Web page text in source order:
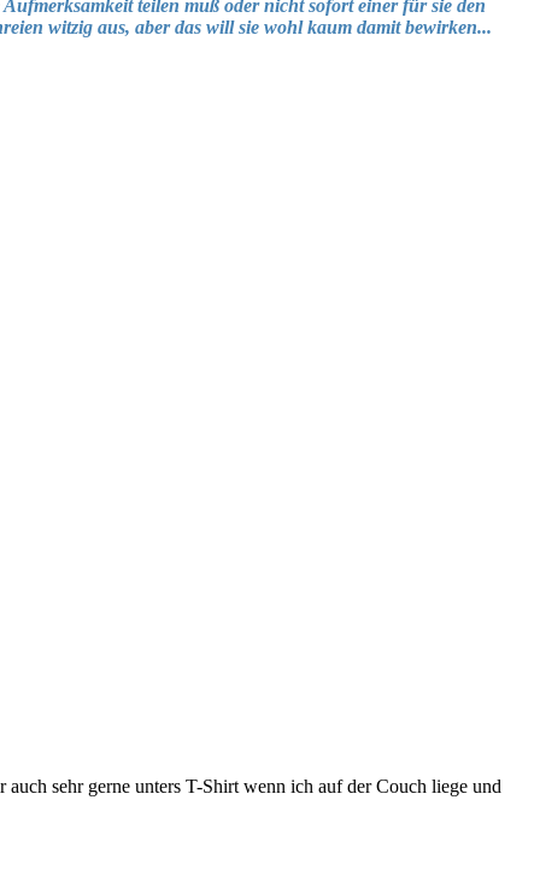
teilen muß oder nicht sofort einer für sie den
witzig aus, aber das will sie wohl kaum damit bewirken...
sehr gerne unters T-Shirt wenn ich auf der Couch liege und